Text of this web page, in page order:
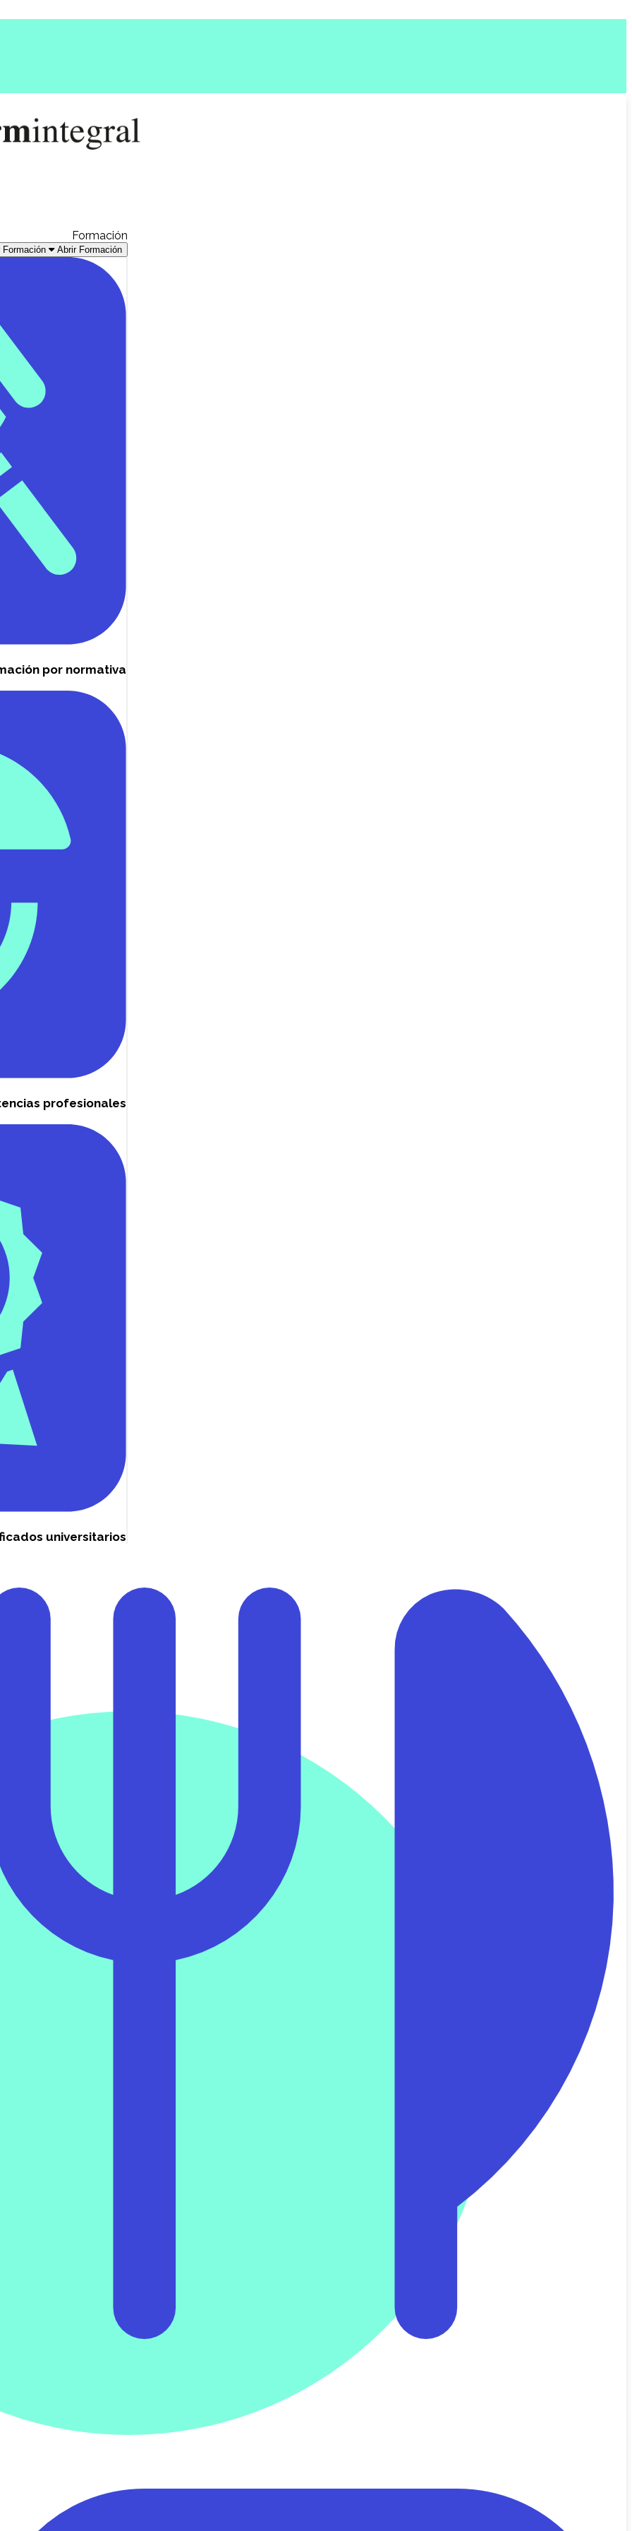
Formación
Formación Abrir Formación
por normativa
profesionales
universitarios